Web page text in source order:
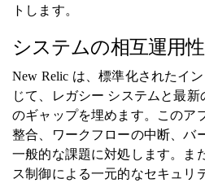
トします。
システムの相互運用性
New Relic は、標準化されたイ
じて、レガシー システムと最
のギャップを埋めます。このア
整合、ワークフローの中断、バ
一般的な課題に対処します。ま
ス制御による一元的なセキュリ